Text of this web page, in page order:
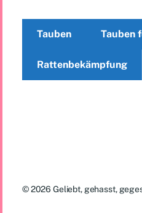
Tauben Tauben
Rattenbekämpfung
© 2026Geliebt, gehasst,